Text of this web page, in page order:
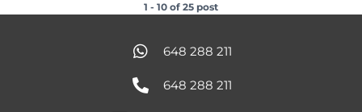
1 - 10 of 25 post
648 288 211
648 288 211